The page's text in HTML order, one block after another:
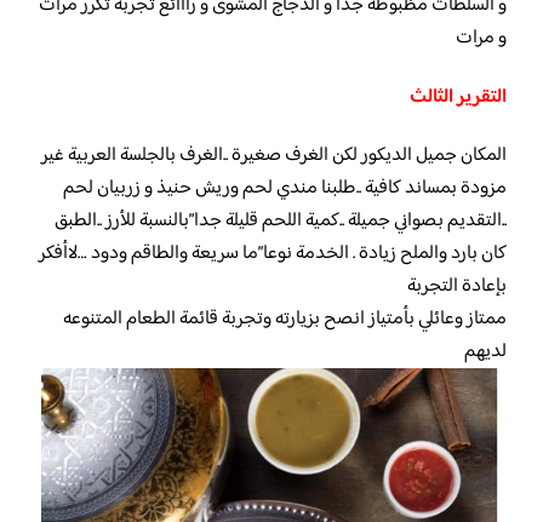
و مرات
التقرير الثالث
المكان جميل الديكور لكن الغرف صغيرة ..الغرف بالجلسة العربية غير
مزودة بمساند كافية ..طلبنا مندي لحم وريش حنيذ و زربيان لحم
..التقديم بصواني جميلة ..كمية اللحم قليلة جدا”بالنسبة للأرز ..الطبق
كان بارد والملح زيادة . الخدمة نوعا”ما سريعة والطاقم ودود …لاأفكر
بإعادة التجربة
ممتاز وعائلي بأمتياز انصح بزيارته وتجربة قائمة الطعام المتنوعه
لديهم